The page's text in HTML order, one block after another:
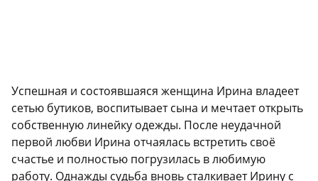
Успешная и состоявшаяся женщина Ирина владеет
сетью бутиков, воспитывает сына и мечтает открыть
собственную линейку одежды. После неудачной
первой любви Ирина отчаялась встретить своё
счастье и полностью погрузилась в любимую
работу. Однажды судьба вновь сталкивает Ирину с